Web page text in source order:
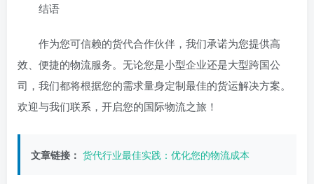
结语
作为您可信赖的货代合作伙伴，我们承诺为您提供高
效、便捷的物流服务。无论您是小型企业还是大型跨国公
司，我们都将根据您的需求量身定制最佳的货运解决方案。
欢迎与我们联系，开启您的国际物流之旅！
文章链接： 货代行业最佳实践：优化您的物流成本